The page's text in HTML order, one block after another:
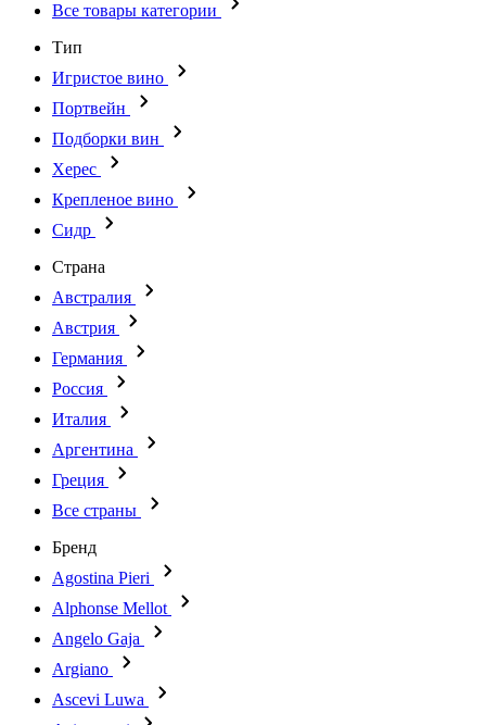
Все товары категории
Тип
Игристое вино
Портвейн
Подборки вин
Херес
Крепленое вино
Сидр
Страна
Австралия
Австрия
Германия
Россия
Италия
Аргентина
Греция
Все страны
Бренд
Agostina Pieri
Alphonse Mellot
Angelo Gaja
Argiano
Ascevi Luwa